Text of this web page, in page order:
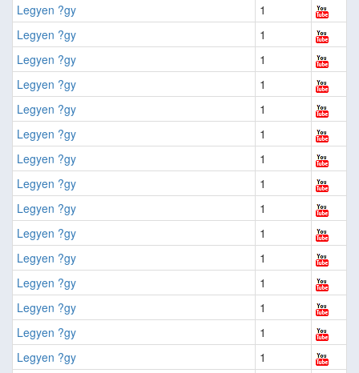
Legyen ?gy
1
Legyen ?gy
1
Legyen ?gy
1
Legyen ?gy
1
Legyen ?gy
1
Legyen ?gy
1
Legyen ?gy
1
Legyen ?gy
1
Legyen ?gy
1
Legyen ?gy
1
Legyen ?gy
1
Legyen ?gy
1
Legyen ?gy
1
Legyen ?gy
1
Legyen ?gy
1